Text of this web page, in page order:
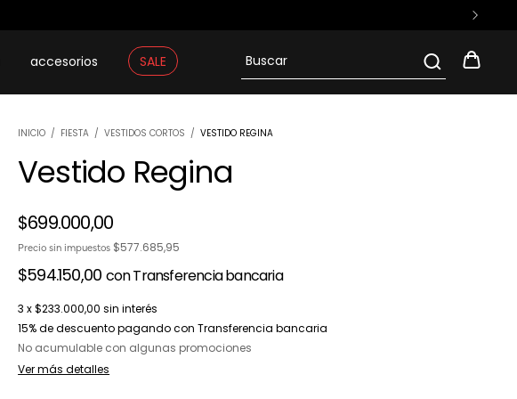
accesorios SALE
INICIO / FIESTA / VESTIDOS CORTOS / VESTIDO REGINA
Vestido Regina
$699.000,00
Precio sin impuestos $577.685,95
$594.150,00 conTransferencia bancaria
3 x$233.000,00 sin interés
15% de descuentopagando con Transferencia bancaria
No acumulable con algunas promociones
Ver más detalles